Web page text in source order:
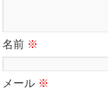
名前 ※
メール ※